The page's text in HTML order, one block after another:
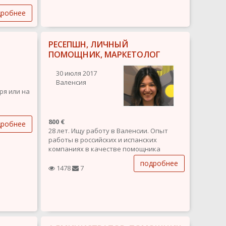
или на
РЕСЕПШН, ЛИЧНЫЙ
ПОМОЩНИК, МАРКЕТОЛОГ
30 июля 2017
Валенсия
800 €
28 лет. Ищу работу в Валенсии. Опыт
работы в российских и испанских
компаниях в качестве помощника
руководителя, интернет-маркетолога
(стратегия, создание видео/фото
1478 7 подробнее